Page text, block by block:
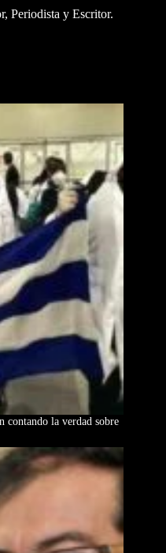
Periodista y Escritor.
contando la verdad sobre